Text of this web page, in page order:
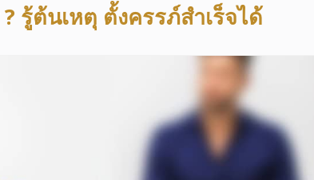
รู้ต้นเหตุ ตั้งครรภ์สำเร็จได้